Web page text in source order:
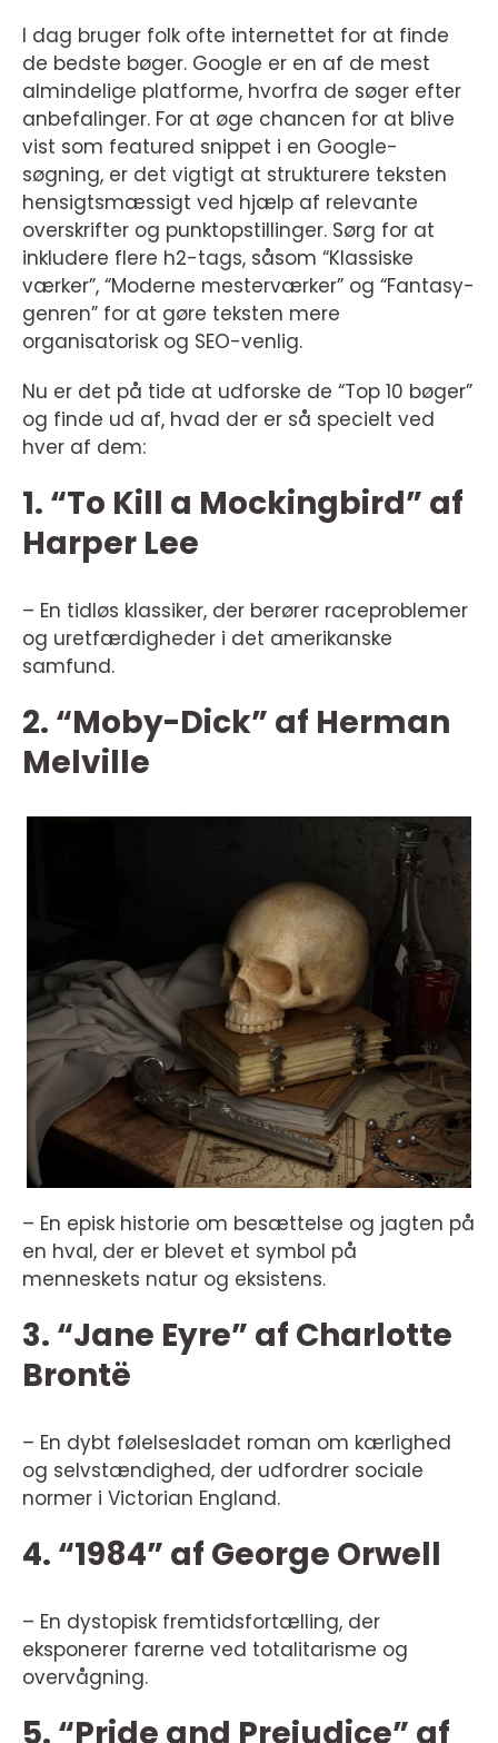
I dag bruger folk ofte internettet for at finde
de bedste bøger. Google er en af de mest
almindelige platforme, hvorfra de søger efter
anbefalinger. For at øge chancen for at blive
vist som featured snippet i en Google-
søgning, er det vigtigt at strukturere teksten
hensigtsmæssigt ved hjælp af relevante
overskrifter og punktopstillinger. Sørg for at
inkludere flere h2-tags, såsom “Klassiske
værker”, “Moderne mesterværker” og “Fantasy-
genren” for at gøre teksten mere
organisatorisk og SEO-venlig.
Nu er det på tide at udforske de “Top 10 bøger”
og finde ud af, hvad der er så specielt ved
hver af dem:
1. “To Kill a Mockingbird” af
Harper Lee
– En tidløs klassiker, der berører raceproblemer
og uretfærdigheder i det amerikanske
samfund.
2. “Moby-Dick” af Herman
Melville
– En episk historie om besættelse og jagten på
en hval, der er blevet et symbol på
menneskets natur og eksistens.
3. “Jane Eyre” af Charlotte
Brontë
– En dybt følelsesladet roman om kærlighed
og selvstændighed, der udfordrer sociale
normer i Victorian England.
4. “1984” af George Orwell
– En dystopisk fremtidsfortælling, der
eksponerer farerne ved totalitarisme og
overvågning.
5. “Pride and Prejudice” af